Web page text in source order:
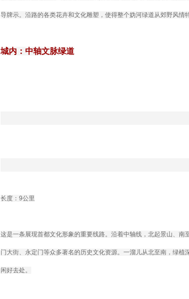
导牌示。沿路的各类花卉和文化雕塑，使得整个妫河绿道从郊野风情
城内：中轴文脉绿道
长度：9公里
这是一条展现首都文化形象的重要线路。沿着中轴线，北起景山、
门大街、永定门等众多著名的历史文化资源。一溜儿从北至南，绿
闲好去处。